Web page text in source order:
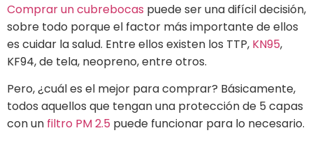
Comprar un cubrebocas puede ser una difícil decisión,
sobre todo porque el factor más importante de ellos
es cuidar la salud. Entre ellos existen los TTP, KN95,
KF94, de tela, neopreno, entre otros.
Pero, ¿cuál es el mejor para comprar? Básicamente,
todos aquellos que tengan una protección de 5 capas
con un filtro PM 2.5 puede funcionar para lo necesario.